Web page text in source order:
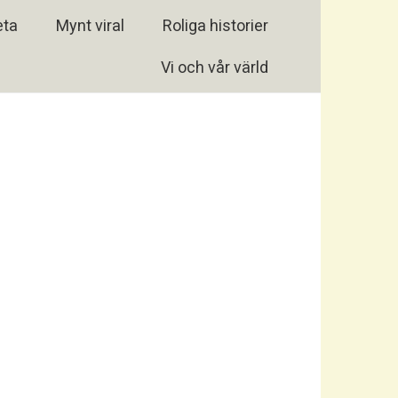
Mynt viral Roliga historier
Vi och vår värld